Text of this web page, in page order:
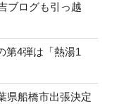
ブログも引っ越
第4弾は「熱湯1
県船橋市出張決定